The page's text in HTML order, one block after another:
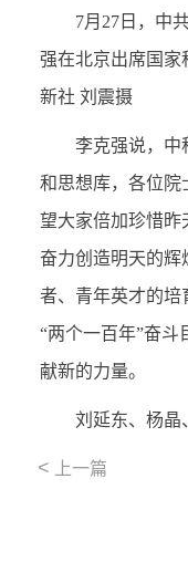
7月27日，中共
强在北京出席国家
新社 刘震摄
李克强说，中科
和思想库，各位院
望大家倍加珍惜昨
奋力创造明天的辉
者、青年英才的培
“两个一百年”奋斗
献新的力量。
刘延东、杨晶、
< 上一篇